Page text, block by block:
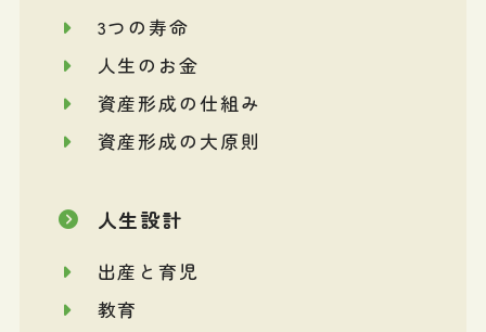
3つの寿命
人生のお金
資産形成の仕組み
資産形成の大原則
人生設計
出産と育児
教育